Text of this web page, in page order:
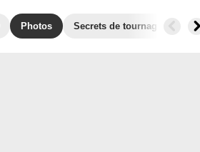
Photos Secrets de tournage